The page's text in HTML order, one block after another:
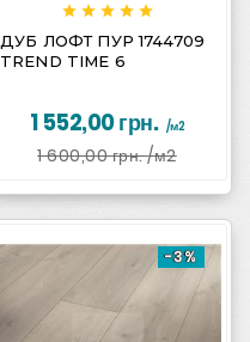
    
ДУБ ЛОФТ ПУР 1744709
TREND TIME 6
1 552,00 грн. /м2
1 600,00 грн./м2
-3%